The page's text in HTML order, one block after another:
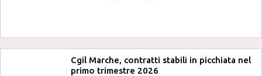
Cgil Marche, contratti stabili in picchiata nel
primo trimestre 2026